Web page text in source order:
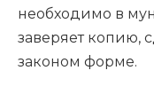
необходимо в
заверяет копию,
законом форме.